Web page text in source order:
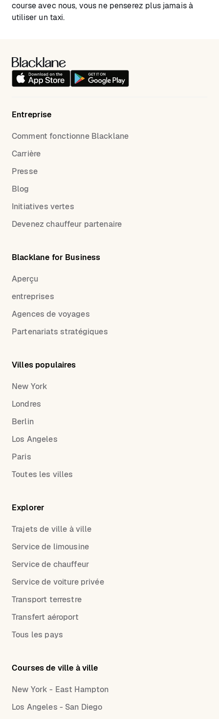
course avec nous, vous ne penserez plus jamais à
utiliser un taxi.
Entreprise
Comment fonctionne Blacklane
Carrière
Presse
Blog
Initiatives vertes
Devenez chauffeur partenaire
Blacklane for Business
Aperçu
entreprises
Agences de voyages
Partenariats stratégiques
Villes populaires
New York
Londres
Berlin
Los Angeles
Paris
Toutes les villes
Explorer
Trajets de ville à ville
Service de limousine
Service de chauffeur
Service de voiture privée
Transport terrestre
Transfert aéroport
Tous les pays
Courses de ville à ville
New York - East Hampton
Los Angeles - San Diego